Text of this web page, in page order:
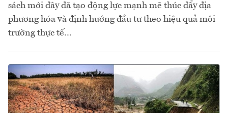
sách mới đây đã tạo động lực mạnh mẽ thúc đẩy địa
phương hóa và định hướng đầu tư theo hiệu quả môi
trường thực tế…